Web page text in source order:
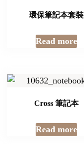
環保筆記本套裝
Read more
Cross 筆記本
Read more